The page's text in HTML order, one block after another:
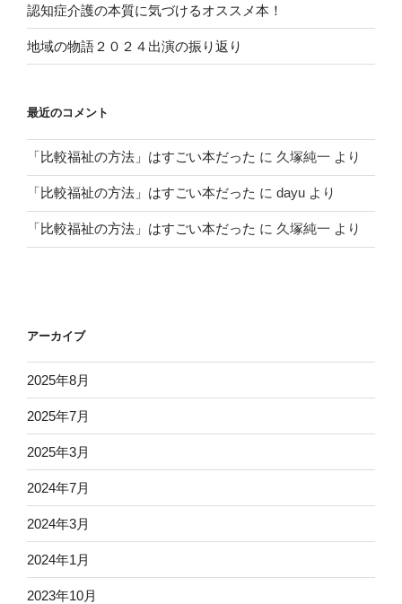
認知症介護の本質に気づけるオススメ本！
地域の物語２０２４出演の振り返り
最近のコメント
「比較福祉の方法」はすごい本だった に 久塚純一 より
「比較福祉の方法」はすごい本だった に dayu より
「比較福祉の方法」はすごい本だった に 久塚純一 より
アーカイブ
2025年8月
2025年7月
2025年3月
2024年7月
2024年3月
2024年1月
2023年10月